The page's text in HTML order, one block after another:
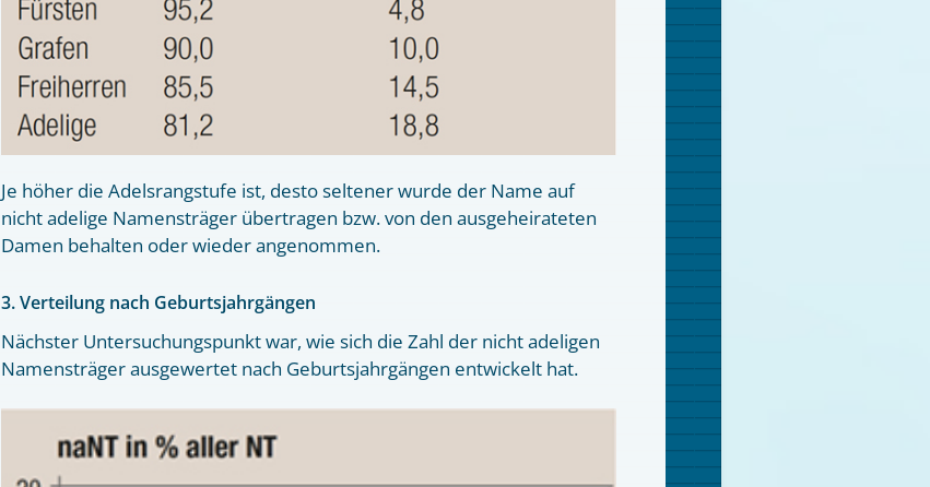
Je höher die Adelsrangstufe ist, desto seltener wurde der Name auf
nicht adelige Namensträger übertragen bzw. von den ausgeheirateten
Damen behalten oder wieder angenommen.
3. Verteilung nach Geburtsjahrgängen
Nächster Untersuchungspunkt war, wie sich die Zahl der nicht adeligen
Namensträger ausgewertet nach Geburtsjahrgängen entwickelt hat.